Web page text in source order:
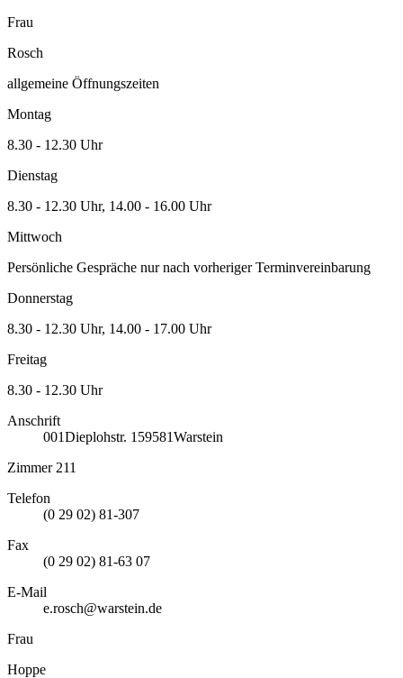
Frau
Rosch
allgemeine Öffnungszeiten
Montag
8.30 - 12.30 Uhr
Dienstag
8.30 - 12.30 Uhr, 14.00 - 16.00 Uhr
Mittwoch
Persönliche Gespräche nur nach vorheriger Terminvereinbarung
Donnerstag
8.30 - 12.30 Uhr, 14.00 - 17.00 Uhr
Freitag
8.30 - 12.30 Uhr
Anschrift
001Dieplohstr. 1 59581Warstein
Zimmer 211
Telefon
(0 29 02) 81-307
Fax
(0 29 02) 81-63 07
E-Mail
e.rosch@warstein.de
Frau
Hoppe